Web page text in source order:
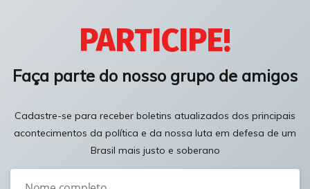
PARTICIPE!
Faça parte do nosso grupo de amigos
Cadastre-se para receber boletins atualizados dos principais
acontecimentos da política e da nossa luta em defesa de um
Brasil mais justo e soberano